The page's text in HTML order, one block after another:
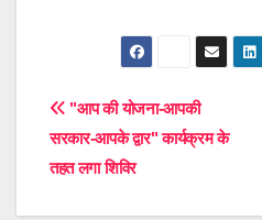
Post
navigation
"आप की योजना-आपकी
सरकार-आपके द्वार" कार्यक्रम के
तहत लगा शिविर